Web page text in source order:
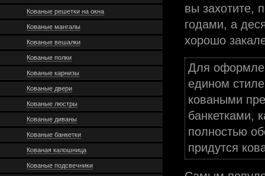
Кованые решетки на окна
Кованые мангалы
Кованые вешалки
Кованые полки
Кованые карнизы
Кованые двери
Кованые люстры
Кованые диваны
Кованые банкетки
Кованая калошница
Кованые подсвечники
вы захотите,
годами, а
хорошо
Для
едином
коваными
банкетками,
полностью
придутся